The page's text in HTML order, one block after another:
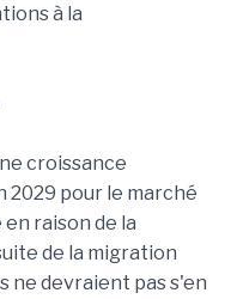
à la
croissance
2029 pour le marché
raison de la
de la migration
ne devraient pas s'en